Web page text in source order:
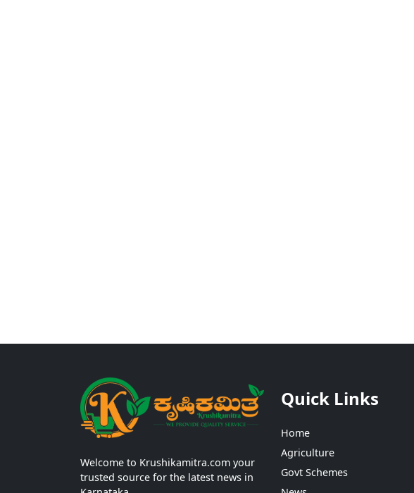
Welcome to Krushikamitra.com your
trusted source for the latest news in
Quick Links
Home
Agriculture
Govt Schemes